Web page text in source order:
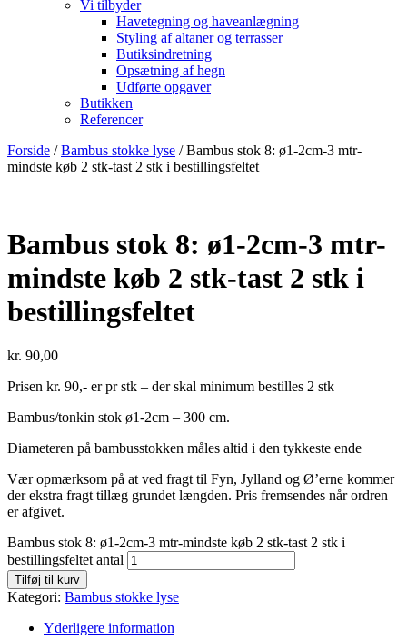
Vi tilbyder
Havetegning og haveanlægning
Styling af altaner og terrasser
Butiksindretning
Opsætning af hegn
Udførte opgaver
Butikken
Referencer
Forside /Bambus stokke lyse / Bambus stok 8: ø1-2cm-3 mtr-
mindste køb 2 stk-tast 2 stk i bestillingsfeltet
Bambus stok 8: ø1-2cm-3 mtr-
mindste køb 2 stk-tast 2 stk i
bestillingsfeltet
kr. 90,00
Prisen kr. 90,- er pr stk – der skal minimum bestilles 2 stk
Bambus/tonkin stok ø1-2cm – 300 cm.
Diameteren på bambusstokken måles altid i den tykkeste ende
Vær opmærksom på at ved fragt til Fyn, Jylland og Ø’erne kommer
der ekstra fragt tillæg grundet længden. Pris fremsendes når ordren
er afgivet.
Bambus stok 8: ø1-2cm-3 mtr-mindste køb 2 stk-tast 2 stk i
bestillingsfeltet antal
Tilføj til kurv
Kategori: Bambus stokke lyse
Yderligere information